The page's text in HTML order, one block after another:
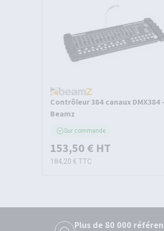
Contrôleur 384 canaux DMX384 -
Beamz
Sur commande
153,50 € HT
184,20 € TTC
Plus de 80 000